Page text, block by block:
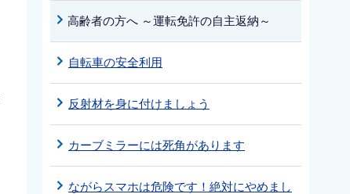
高齢者の方へ ～運転免許の自主返納～
自転車の安全利用
反射材を身に付けましょう
カーブミラーには死角があります
ながらスマホは危険です！絶対にやめまし